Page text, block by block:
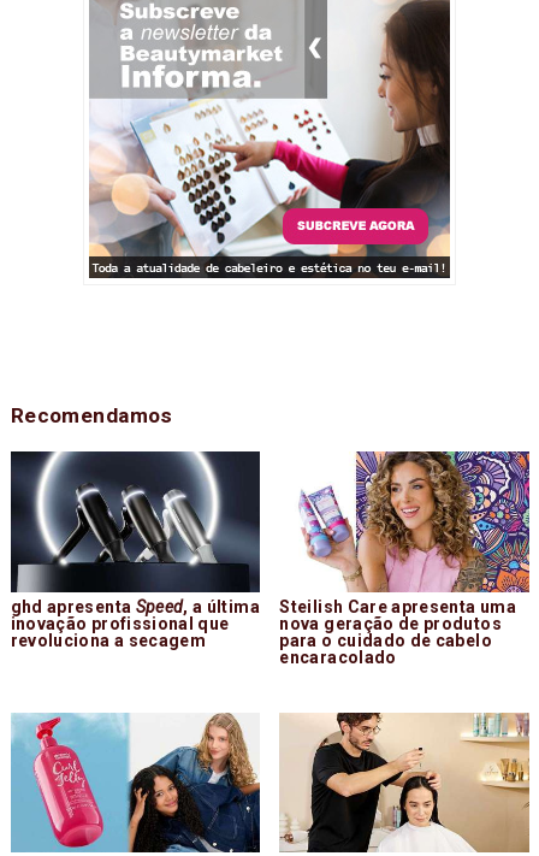
Recomendamos
ghd apresenta Speed, a última
inovação profissional que
revoluciona a secagem
Steilish Care apresenta uma
nova geração de produtos
para o cuidado de cabelo
encaracolado